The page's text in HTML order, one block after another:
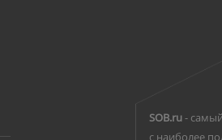
SOB.ru-
с наиболее